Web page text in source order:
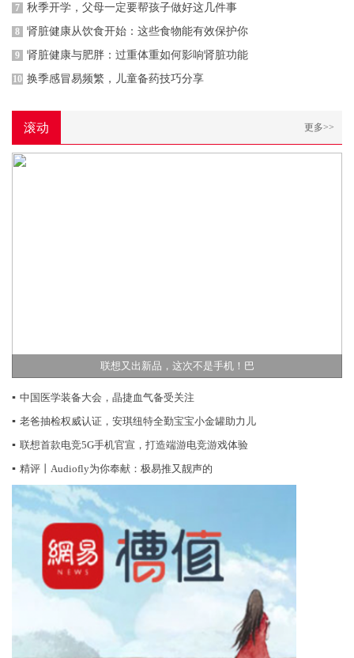
7 秋季开学，父母一定要帮孩子做好这几件事
8 肾脏健康从饮食开始：这些食物能有效保护你
9 肾脏健康与肥胖：过重体重如何影响肾脏功能
10 换季感冒易频繁，儿童备药技巧分享
滚动 更多>>
联想又出新品，这次不是手机！巴
▪ 中国医学装备大会，晶捷血气备受关注
▪ 老爸抽检权威认证，安琪纽特全勤宝宝小金罐助力儿
▪ 联想首款电竞5G手机官宣，打造端游电竞游戏体验
▪ 精评丨Audiofly为你奉献：极易推又靓声的